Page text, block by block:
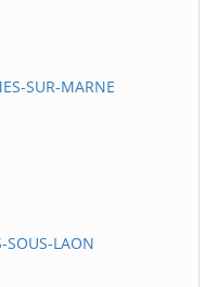
SUR-MARNE
LAON